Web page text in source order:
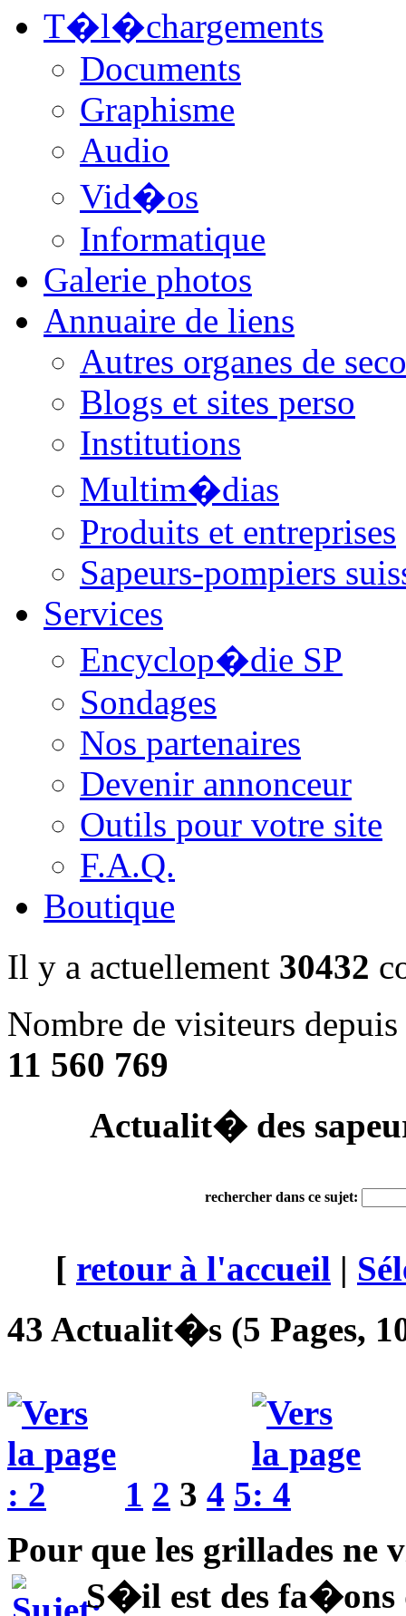
T�l�chargements
Documents
Graphisme
Audio
Vid�os
Informatique
Galerie photos
Annuaire de liens
Autres organes de
Blogs et sites perso
Institutions
Multim�dias
Produits et entreprises
Sapeurs-pompiers
Services
Encyclop�die SP
Sondages
Nos partenaires
Devenir annonceur
Outils pour votre site
F.A.Q.
Boutique
Il y a actuellement 30432
Nombre de visiteurs
11 560 769
Actualit� des
rechercher dans ce sujet:
[ retour à l'accueil |
43 Actualit�s (5 Pages,
1 2 3 4 5
Pour que les grillades ne
S�il est des fa�ons